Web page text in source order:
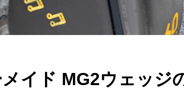
イド MG2ウェッジ